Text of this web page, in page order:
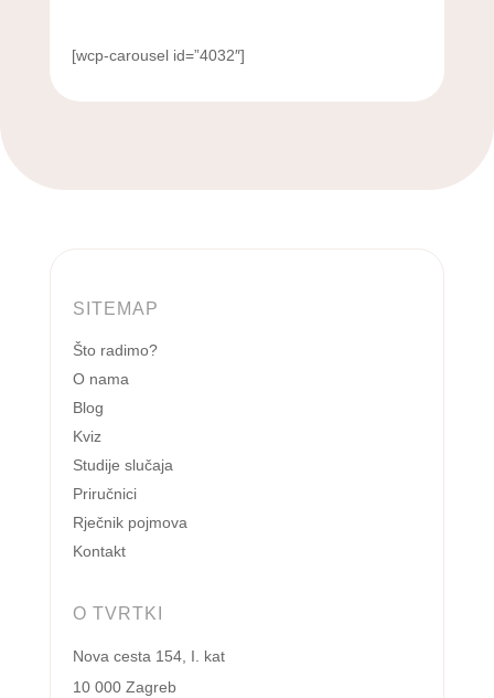
[wcp-carousel id=”4032″]
SITEMAP
Što radimo?
O nama
Blog
Kviz
Studije slučaja
Priručnici
Rječnik pojmova
Kontakt
O TVRTKI
Nova cesta 154, I. kat
10 000 Zagreb